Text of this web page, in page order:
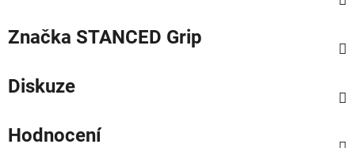
Značka STANCED Grip
Diskuze
Hodnocení